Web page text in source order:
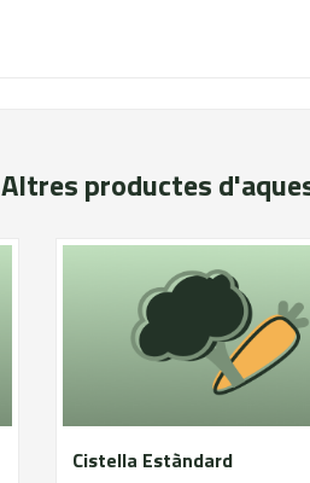
Altres productes
Cistella Estàndard